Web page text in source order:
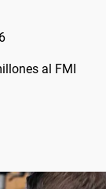
al FMI